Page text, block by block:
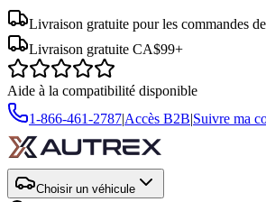
Livraison gratuite pour les commandes
Livraison gratuite CA$99+
Aide à la compatibilité disponible
1-866-461-2787|Accès B2B|Suivre ma
Choisir un véhicule